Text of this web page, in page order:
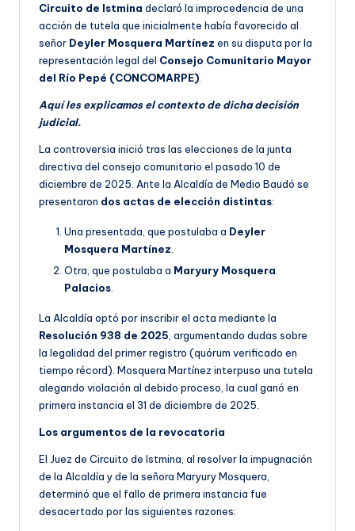
Circuito de Istmina declaró la improcedencia de una
acción de tutela que inicialmente había favorecido al
señor Deyler Mosquera Martínez en su disputa por la
representación legal del Consejo Comunitario Mayor
del Río Pepé (CONCOMARPE)
Aquí les explicamos el contexto de dicha decisión
judicial.
La controversia inició tras las elecciones de la junta
directiva del consejo comunitario el pasado 10 de
diciembre de 2025. Ante la Alcaldía de Medio Baudó se
presentaron dos actas de elección distintas:
Una presentada, que postulaba a Deyler
Mosquera Martínez
Otra, que postulaba a Maryury Mosquera
Palacios
La Alcaldía optó por inscribir el acta mediante la
Resolución 938 de 2025 , argumentando dudas sobre
la legalidad del primer registro (quórum verificado en
tiempo récord). Mosquera Martínez interpuso una tutela
alegando violación al debido proceso, la cual ganó en
primera instancia el 31 de diciembre de 2025.
Los argumentos de la revocatoria
El Juez de Circuito de Istmina, al resolver la impugnación
de la Alcaldía y de la señora Maryury Mosquera,
determinó que el fallo de primera instancia fue
desacertado por las siguientes razones: